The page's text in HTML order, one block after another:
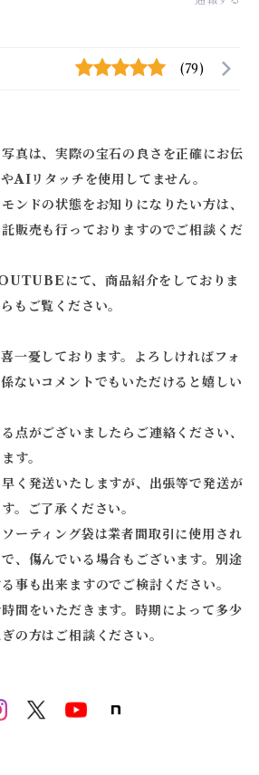
(79)
真は、実際の宝石の良さを正確にお伝
AIリタッチを使用してません。
ンドの状態をお知りになりたい方は、
販売も行っておりますのでご相談くだ
にて、商品紹介をしておりま
もご覧ください。
一憂しております。よろしければフォ
ないコメントでもいただけると嬉しい
点がございましたらご連絡ください、
す。
く発送いたしますが、出張等で発送が
。ご了承ください。
ーティング袋は業者間取引に使用され
、傷んでいる場合もございます。別途
事も出来ますのでご検討ください。
間をいただきます。時期によって多少
の方はご相談ください。